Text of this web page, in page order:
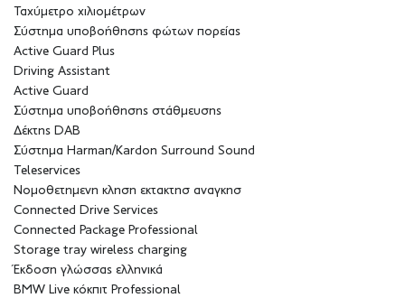
Ταχύμετρο χιλιομέτρων
Σύστημα υποβοήθησης φώτων πορείας
Active Guard Plus
Driving Assistant
Active Guard
Σύστημα υποβοήθησης στάθμευσης
Δέκτης DAB
Σύστημα Harman/Kardon Surround Sound
Teleservices
Νομοθετημενη κληση εκτακτησ αναγκησ
Connected Drive Services
Connected Package Professional
Storage tray wireless charging
Έκδοση γλώσσας ελληνικά
BMW Live κόκπιτ Professional